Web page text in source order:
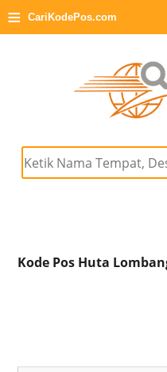
≡ CariKodePos.com
Kode Pos Huta